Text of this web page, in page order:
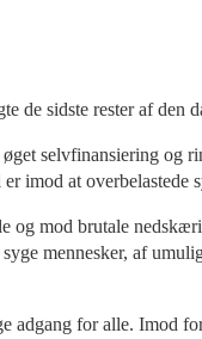
de sidste rester af
selvfinansiering
imod at
mod brutale
mennesker, af
adgang for alle.